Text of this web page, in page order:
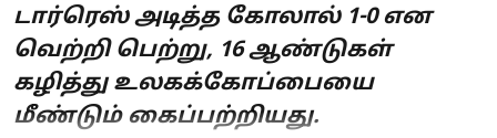
டார்ரெஸ் அடித்த கோலால் 1-0 என
வெற்றி பெற்று, 16 ஆண்டுகள்
கழித்து உலகக்கோப்பையை
மீண்டும் கைப்பற்றியது.